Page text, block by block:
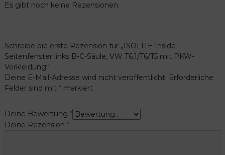
Es gibt noch keine Rezensionen.
Schreibe die erste Rezension für „ISOLITE Inside
Seitenfenster links B-C-Säule, VW T6.1/T6/T5 mit PKW-
Verkleidung“
Deine E-Mail-Adresse wird nicht veröffentlicht. Erforderliche
Felder sind mit *markiert
Deine Bewertung *
Deine Rezension *